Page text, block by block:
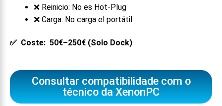
❌ Reinicio: No es Hot-Plug
❌ Carga: No carga el portátil
✅ Coste: 50€–250€ (Solo Dock)
Consultar compatibilidade com o
técnico da XenonPC